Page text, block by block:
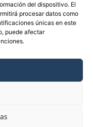
del dispositivo. El
procesar datos como
únicas en este
puede afectar